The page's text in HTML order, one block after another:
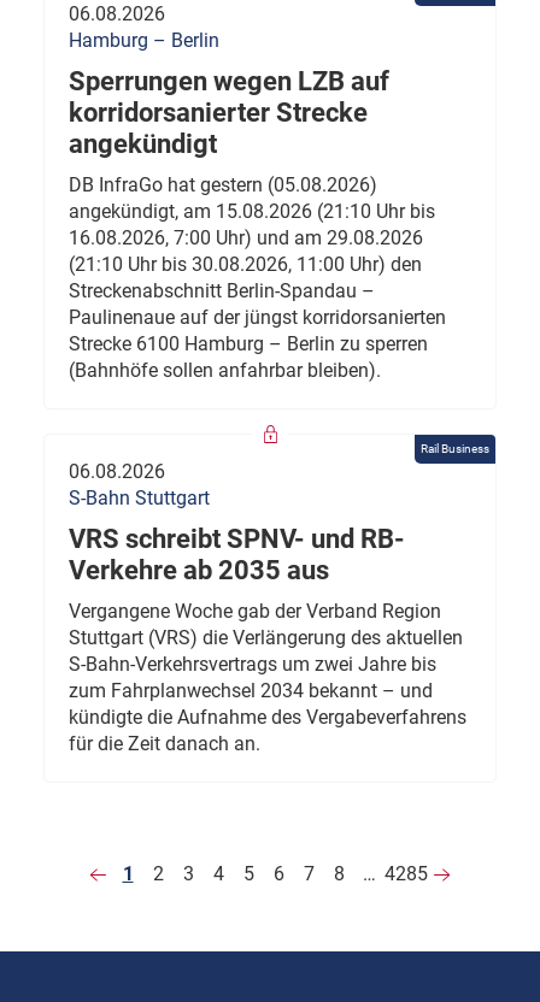
06.08.2026
Hamburg – Berlin
Sperrungen wegen LZB auf
korridorsanierter Strecke
angekündigt
DB InfraGo hat gestern (05.08.2026)
angekündigt, am 15.08.2026 (21:10 Uhr bis
16.08.2026, 7:00 Uhr) und am 29.08.2026
(21:10 Uhr bis 30.08.2026, 11:00 Uhr) den
Streckenabschnitt Berlin-Spandau –
Paulinenaue auf der jüngst korridorsanierten
Strecke 6100 Hamburg – Berlin zu sperren
(Bahnhöfe sollen anfahrbar bleiben).
Rail Business
06.08.2026
S-Bahn Stuttgart
VRS schreibt SPNV- und RB-
Verkehre ab 2035 aus
Vergangene Woche gab der Verband Region
Stuttgart (VRS) die Verlängerung des aktuellen
S-Bahn-Verkehrsvertrags um zwei Jahre bis
zum Fahrplanwechsel 2034 bekannt – und
kündigte die Aufnahme des Vergabeverfahrens
für die Zeit danach an.
1 2 3 4 5 6 7 8 … 4285